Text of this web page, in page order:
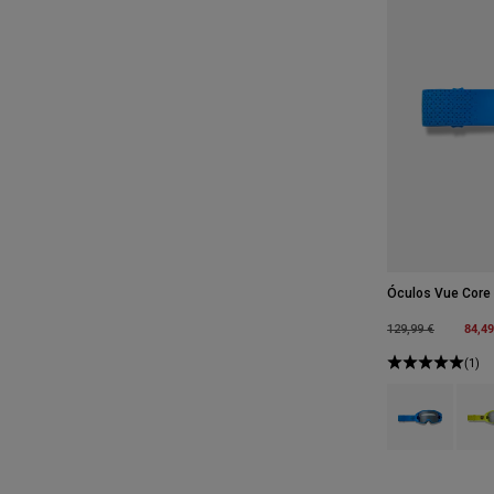
Óculos Vue
Price reduced from
129,99 €to
(1)